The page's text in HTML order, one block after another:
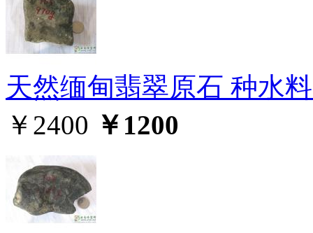
天然缅甸翡翠原石 种水
￥2400 ￥1200